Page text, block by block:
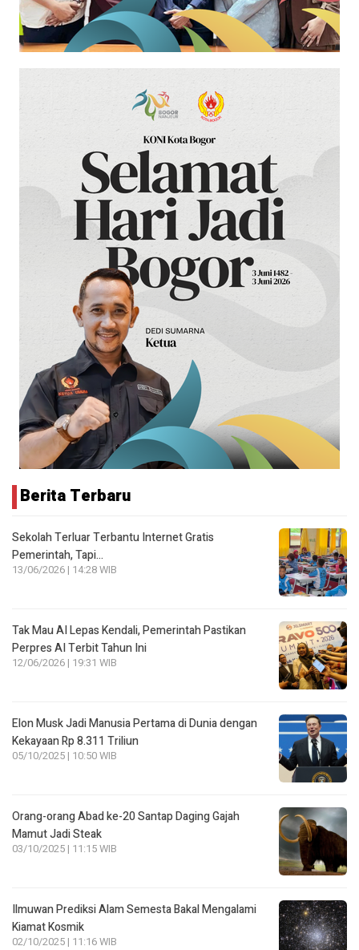
Berita Terbaru
Sekolah Terluar Terbantu Internet Gratis
Pemerintah, Tapi…
13/06/2026 | 14:28 WIB
Tak Mau AI Lepas Kendali, Pemerintah Pastikan
Perpres AI Terbit Tahun Ini
12/06/2026 | 19:31 WIB
Elon Musk Jadi Manusia Pertama di Dunia dengan
Kekayaan Rp 8.311 Triliun
05/10/2025 | 10:50 WIB
Orang-orang Abad ke-20 Santap Daging Gajah
Mamut Jadi Steak
03/10/2025 | 11:15 WIB
Ilmuwan Prediksi Alam Semesta Bakal Mengalami
Kiamat Kosmik
02/10/2025 | 11:16 WIB